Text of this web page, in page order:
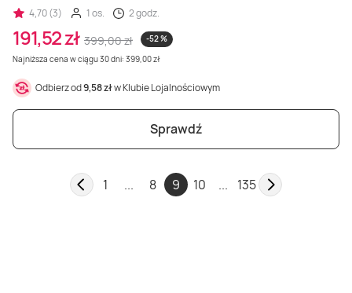
4,70 (3)
1 os. 2 godz.
191,52 zł 399,00 zł
-52 %
Najniższa cena w ciągu 30 dni: 399,00 zł
Odbierz od9,58 złw Klubie Lojalnościowym
Sprawdź
1 ... 8 9 10 ... 135